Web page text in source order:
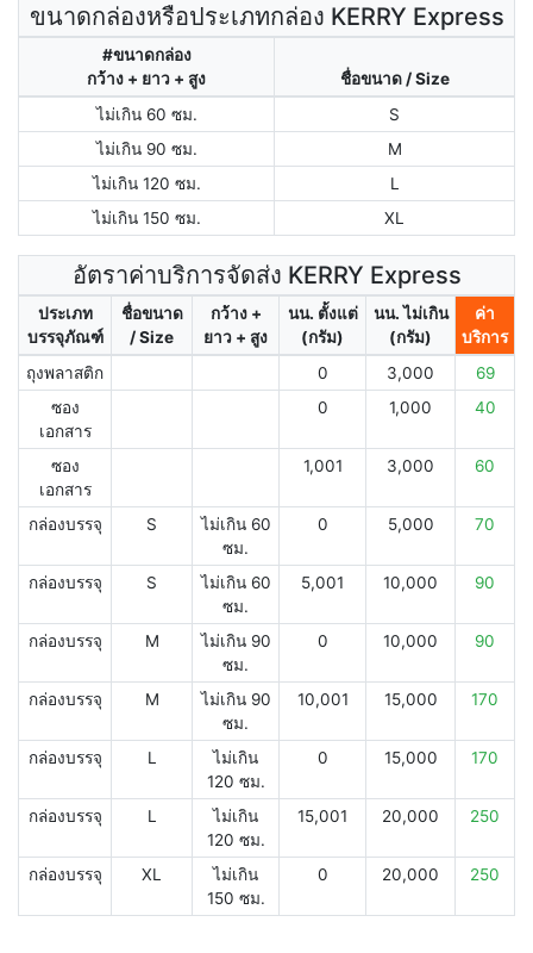
ขนาดกล่องหรือประเภทกล่อง KERRY Express
#ขนาดกล่อง
กว้าง + ยาว + สูง
ชื่อขนาด / Size
ไม่เกิน 60 ซม.
S
ไม่เกิน 90 ซม.
M
ไม่เกิน 120 ซม.
L
ไม่เกิน 150 ซม.
XL
อัตราค่าบริการจัดส่ง KERRY Express
ประเภท
บรรจุภัณฑ์
ชื่อขนาด
/ Size
กว้าง +
ยาว + สูง
นน. ตั้งแต่
(กรัม)
นน. ไม่เกิน
(กรัม)
ค่า
บริการ
ถุงพลาสติก
0 3,000
69
ซอง
เอกสาร
0 1,000 40
ซอง
เอกสาร
1,001 3,000 60
กล่องบรรจุ S
ไม่เกิน 60
ซม.
0 5,000 70
กล่องบรรจุ S
ไม่เกิน 60
ซม.
5,001 10,000 90
กล่องบรรจุ M
ไม่เกิน 90
ซม.
0 10,000 90
กล่องบรรจุ M
ไม่เกิน 90
ซม.
10,001 15,000 170
กล่องบรรจุ L
ไม่เกิน
120 ซม.
0 15,000 170
กล่องบรรจุ L
ไม่เกิน
120 ซม.
15,001 20,000 250
กล่องบรรจุ XL
ไม่เกิน
150 ซม.
0 20,000 250